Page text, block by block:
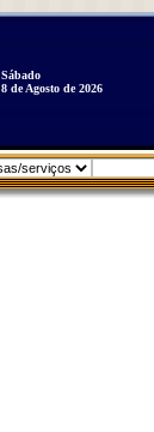
Sábado
8 de Agosto de 2026